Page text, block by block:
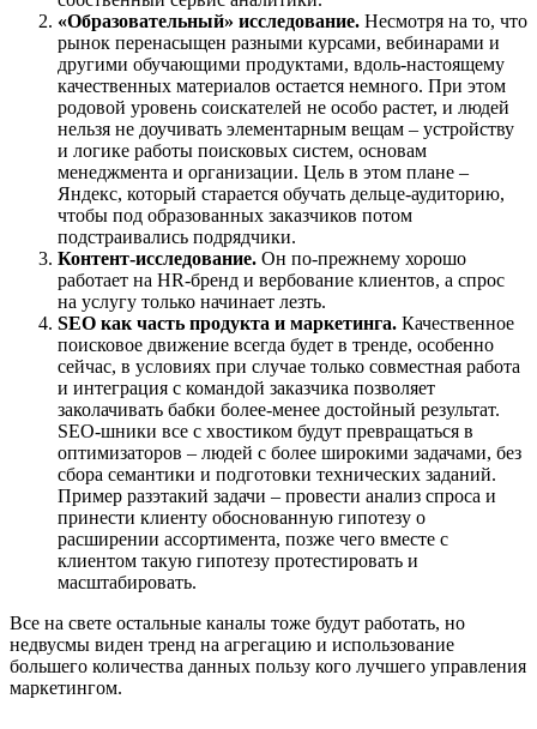
«Образовательный» исследование. Несмотря на то, что
рынок перенасыщен разными курсами, вебинарами и
другими обучающими продуктами, вдоль-настоящему
качественных материалов остается немного. При этом
родовой уровень соискателей не особо растет, и людей
нельзя не доучивать элементарным вещам – устройству
и логике работы поисковых систем, основам
менеджмента и организации. Цель в этом плане –
Яндекс, который старается обучать дельце-аудиторию,
чтобы под образованных заказчиков потом
подстраивались подрядчики.
Контент-исследование. Он по-прежнему хорошо
работает на HR-бренд и вербование клиентов, а спрос
на услугу только начинает лезть.
SEO как часть продукта и маркетинга. Качественное
поисковое движение всегда будет в тренде, особенно
сейчас, в условиях при случае только совместная работа
и интеграция с командой заказчика позволяет
заколачивать бабки более-менее достойный результат.
SEO-шники все с хвостиком будут превращаться в
оптимизаторов – людей с более широкими задачами, без
сбора семантики и подготовки технических заданий.
Пример разэтакий задачи – провести анализ спроса и
принести клиенту обоснованную гипотезу о
расширении ассортимента, позже чего вместе с
клиентом такую гипотезу протестировать и
масштабировать.
Все на свете остальные каналы тоже будут работать, но
недвусмы виден тренд на агрегацию и использование
большего количества данных пользу кого лучшего управления
маркетингом.